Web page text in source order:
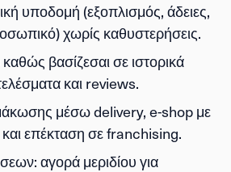
υποδομή (εξοπλισμός, άδειες,
χωρίς καθυστερήσεις.
καθώς βασίζεσαι σε ιστορικά
και reviews.
μέσω delivery, e-shop με
και επέκταση σε franchising.
: αγορά μεριδίου για